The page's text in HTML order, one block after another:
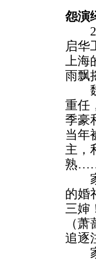
怨演
20
启华
上
雨飘
魏
重任
季豪
当年
主，
熟
家
的婚
三婶
（
追逐
家